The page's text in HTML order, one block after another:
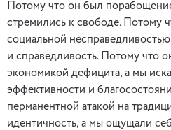
Потому что он был
стремились к свободе. Потому
социальной
и справедливость. Потому что
экономикой дефицита, а мы
эффективности и
перманентной атакой на
идентичность, а мы ощущали